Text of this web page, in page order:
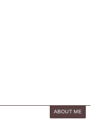
ABOUT ME